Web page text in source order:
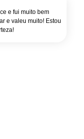
e fui muito bem
e valeu muito! Estou